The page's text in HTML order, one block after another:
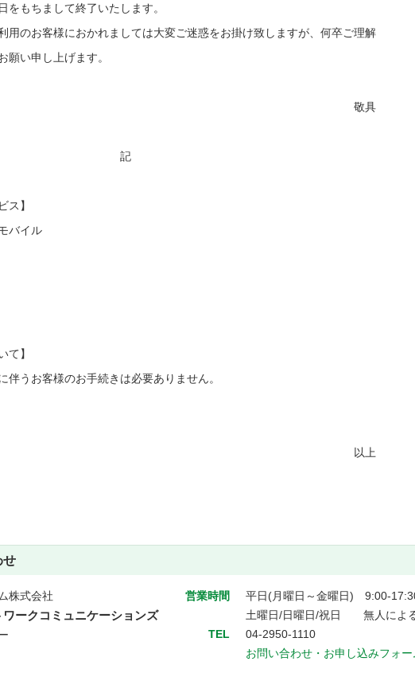
もちまして終了いたします。
用のお客様におかれましては大変ご迷惑をお掛け致しますが、何卒ご理解
い申し上げます。
具
ス】
バイル
て】
伴うお客様のお手続きは必要ありません。
上
せ
株式会社
ークコミュニケーションズ
営業時間
平日(月曜日～金曜日) 9:00-
土曜日/日曜日/祝日 無人によ
TEL
04-2950-1110
お問い合わせ・お申し込みフォー